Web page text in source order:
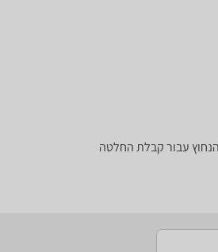
הנחוץ עבור קבלת החלטה